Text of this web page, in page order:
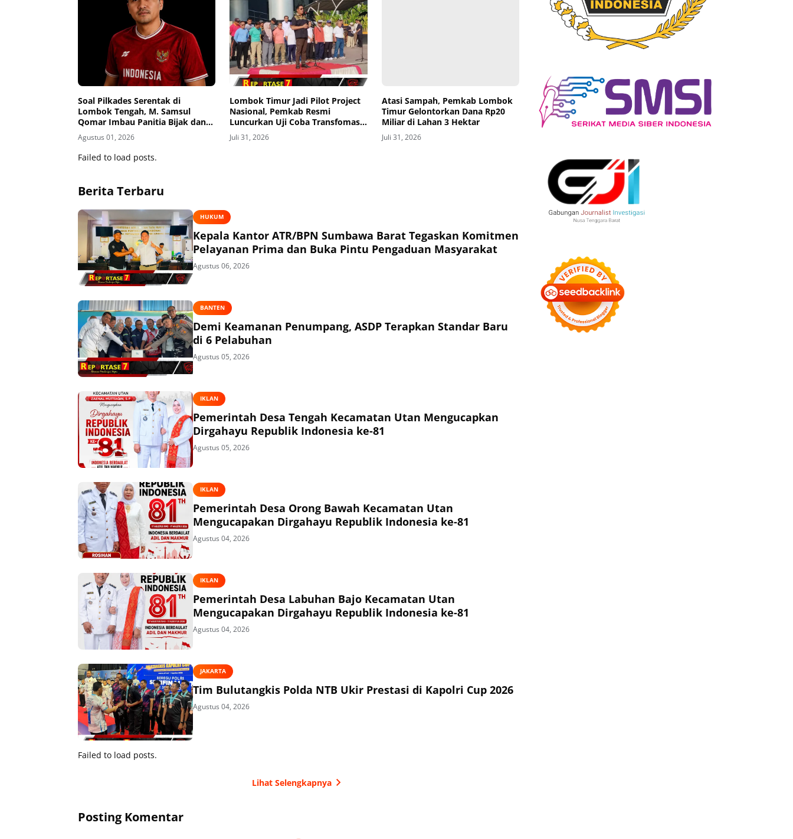
Soal Pilkades Serentak di
Lombok Tengah, M. Samsul
Qomar Imbau Panitia Bijak dan
Calon Kades Hindari Money
Politics
Agustus 01, 2026
Lombok Timur Jadi Pilot Project
Nasional, Pemkab Resmi
Luncurkan Uji Coba Transfomasi
Digitalisasi Bansos Lewat Portal
Perlinsos
Juli 31, 2026
Atasi Sampah, Pemkab Lombok
Timur Gelontorkan Dana Rp20
Miliar di Lahan 3 Hektar
Juli 31, 2026
Failed to load posts.
Berita Terbaru
HUKUM
Kepala Kantor ATR/BPN Sumbawa Barat Tegaskan Komitmen
Pelayanan Prima dan Buka Pintu Pengaduan Masyarakat
Agustus 06, 2026
BANTEN
Demi Keamanan Penumpang, ASDP Terapkan Standar Baru
di 6 Pelabuhan
Agustus 05, 2026
IKLAN
Pemerintah Desa Tengah Kecamatan Utan Mengucapkan
Dirgahayu Republik Indonesia ke-81
Agustus 05, 2026
IKLAN
Pemerintah Desa Orong Bawah Kecamatan Utan
Mengucapakan Dirgahayu Republik Indonesia ke-81
Agustus 04, 2026
IKLAN
Pemerintah Desa Labuhan Bajo Kecamatan Utan
Mengucapakan Dirgahayu Republik Indonesia ke-81
Agustus 04, 2026
JAKARTA
Tim Bulutangkis Polda NTB Ukir Prestasi di Kapolri Cup 2026
Agustus 04, 2026
Failed to load posts.
Lihat Selengkapnya
Posting Komentar